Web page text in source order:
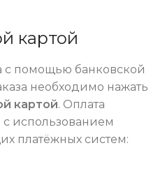
картой
с помощью банковской
необходимо нажать
картой. Оплата
использованием
платёжных систем: